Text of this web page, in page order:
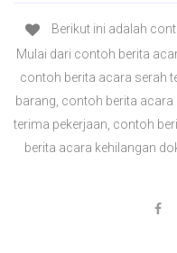
Berikut ini adalah
Mulai dari contoh berita
contoh berita acara serah
barang, contoh berita
terima pekerjaan, contoh
berita acara kehilangan